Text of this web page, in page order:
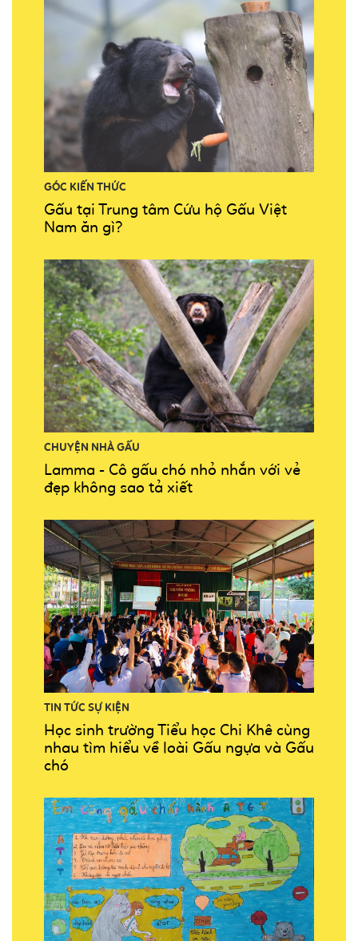
GÓC KIẾN THỨC
Gấu tại Trung tâm Cứu hộ Gấu Việt
Nam ăn gì?
CHUYỆN NHÀ GẤU
Lamma - Cô gấu chó nhỏ nhắn với vẻ
đẹp không sao tả xiết
TIN TỨC SỰ KIỆN
Học sinh trường Tiểu học Chi Khê cùng
nhau tìm hiểu về loài Gấu ngựa và Gấu
chó